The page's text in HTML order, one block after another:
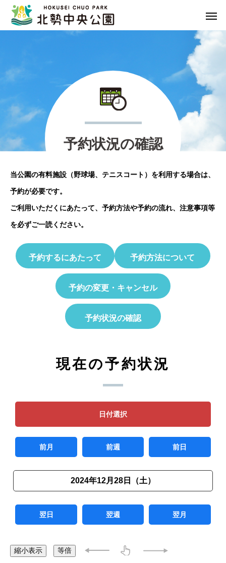
予約状況の確認
当公園の有料施設（野球場、テニスコート）を利用する場合は、
予約が必要です。
ご利用いただくにあたって、予約方法や予約の流れ、注意事項等
を必ずご一読ください。
予約するにあたって 予約方法について
予約の変更・キャンセル
予約状況の確認
現在の予約状況
日付選択
前月 前週 前日
2024年12月28日（土）
翌日 翌週 翌月
縮小表示 等倍